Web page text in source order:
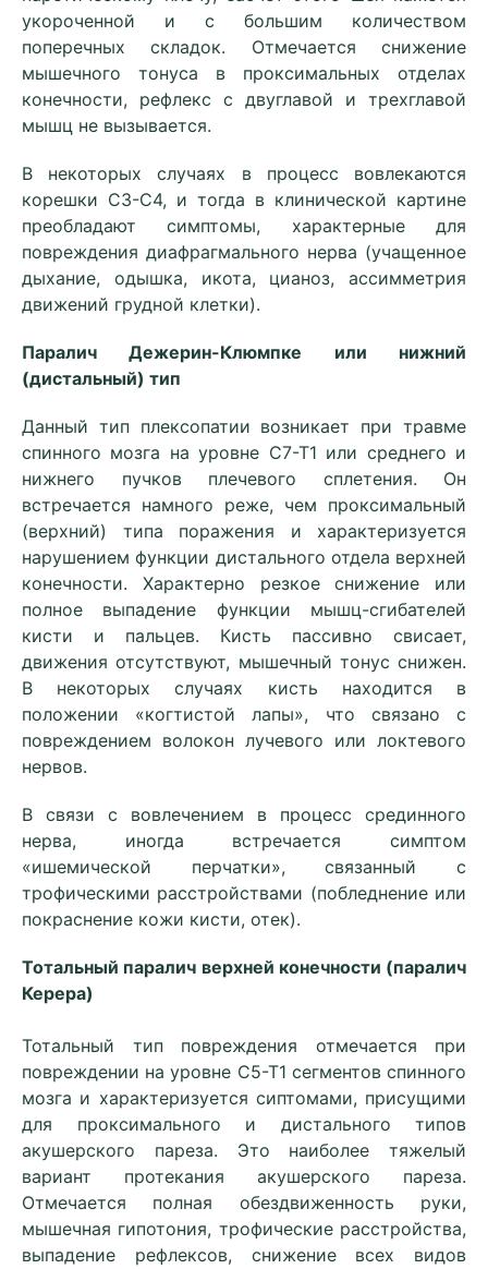
укороченной и с большим количеством
поперечных складок. Отмечается снижение
мышечного тонуса в проксимальных отделах
конечности, рефлекс с двуглавой и трехглавой
мышц не вызывается.
В некоторых случаях в процесс вовлекаются
корешки С3-С4, и тогда в клинической картине
преобладают симптомы, характерные для
повреждения диафрагмального нерва (учащенное
дыхание, одышка, икота, цианоз, ассимметрия
движений грудной клетки).
Паралич Дежерин-Клюмпке или нижний
(дистальный) тип
Данный тип плексопатии возникает при травме
спинного мозга на уровне С7-Т1 или среднего и
нижнего пучков плечевого сплетения. Он
встречается намного реже, чем проксимальный
(верхний) типа поражения и характеризуется
нарушением функции дистального отдела верхней
конечности. Характерно резкое снижение или
полное выпадение функции мышц-сгибателей
кисти и пальцев. Кисть пассивно свисает,
движения отсутствуют, мышечный тонус снижен.
В некоторых случаях кисть находится в
положении «когтистой лапы», что связано с
повреждением волокон лучевого или локтевого
нервов.
В связи с вовлечением в процесс срединного
нерва, иногда встречается симптом
«ишемической перчатки», связанный с
трофическими расстройствами (побледнение или
покраснение кожи кисти, отек).
Тотальный паралич верхней конечности (паралич
Керера)
Тотальный тип повреждения отмечается при
повреждении на уровне С5-Т1 сегментов спинного
мозга и характеризуется сиптомами, присущими
для проксимального и дистального типов
акушерского пареза. Это наиболее тяжелый
вариант протекания акушерского пареза.
Отмечается полная обездвиженность руки,
мышечная гипотония, трофические расстройства,
выпадение рефлексов, снижение всех видов